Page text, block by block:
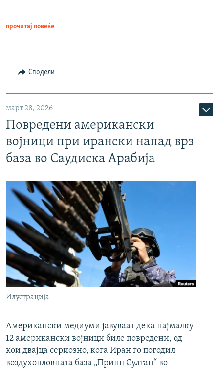
прочитај повеќе
Сподели
март 28, 2026
Повредени американски
војници при ирански напад врз
база во Саудиска Арабија
Илустрација
Американски медиуми јавуваат дека најмалку
12 американски војници биле повредени, од
кои двајца сериозно, кога Иран го погодил
воздухопловната база „Принц Султан“ во